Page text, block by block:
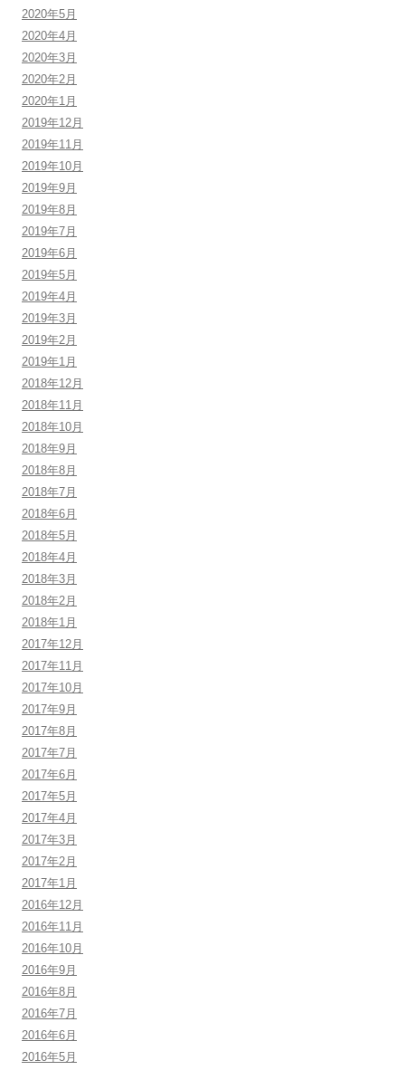
2020年5月
2020年4月
2020年3月
2020年2月
2020年1月
2019年12月
2019年11月
2019年10月
2019年9月
2019年8月
2019年7月
2019年6月
2019年5月
2019年4月
2019年3月
2019年2月
2019年1月
2018年12月
2018年11月
2018年10月
2018年9月
2018年8月
2018年7月
2018年6月
2018年5月
2018年4月
2018年3月
2018年2月
2018年1月
2017年12月
2017年11月
2017年10月
2017年9月
2017年8月
2017年7月
2017年6月
2017年5月
2017年4月
2017年3月
2017年2月
2017年1月
2016年12月
2016年11月
2016年10月
2016年9月
2016年8月
2016年7月
2016年6月
2016年5月